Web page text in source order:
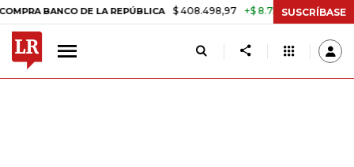
DE LA REPÚBLICA $ 408.498,97 +$ 8.753,81 +2,19% TASA DE
SUSCRÍBASE